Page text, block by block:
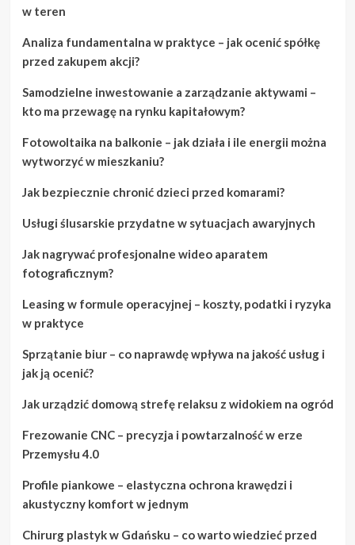
w teren
Analiza fundamentalna w praktyce – jak ocenić spółkę
przed zakupem akcji?
Samodzielne inwestowanie a zarządzanie aktywami –
kto ma przewagę na rynku kapitałowym?
Fotowoltaika na balkonie – jak działa i ile energii można
wytworzyć w mieszkaniu?
Jak bezpiecznie chronić dzieci przed komarami?
Usługi ślusarskie przydatne w sytuacjach awaryjnych
Jak nagrywać profesjonalne wideo aparatem
fotograficznym?
Leasing w formule operacyjnej – koszty, podatki i ryzyka
w praktyce
Sprzątanie biur – co naprawdę wpływa na jakość usług i
jak ją ocenić?
Jak urządzić domową strefę relaksu z widokiem na ogród
Frezowanie CNC – precyzja i powtarzalność w erze
Przemysłu 4.0
Profile piankowe – elastyczna ochrona krawędzi i
akustyczny komfort w jednym
Chirurg plastyk w Gdańsku – co warto wiedzieć przed